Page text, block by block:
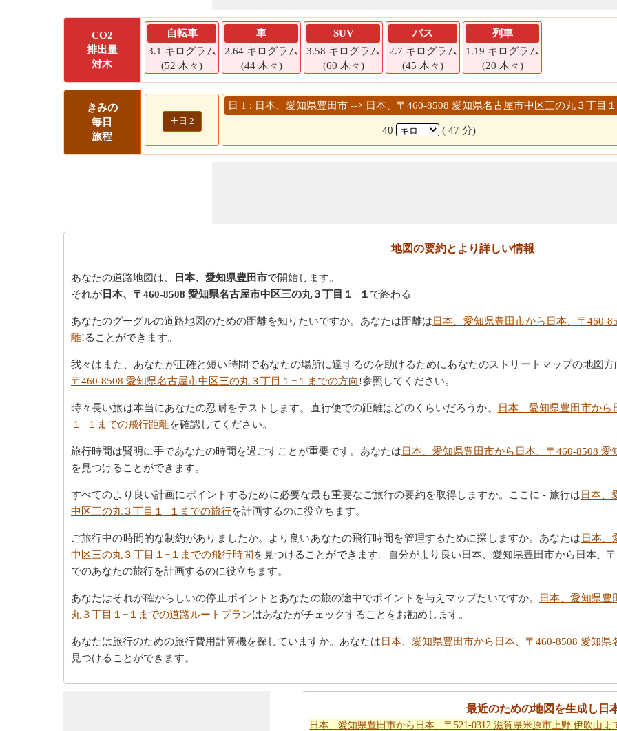
CO2
排出量
対木
自転車
3.1 キログラム
(52 木々)
車
2.64 キログラム
(44 木々)
SUV
3.58 キログラム
(60 木々)
バス
2.7 キログラム
(45 木々)
列車
1.19 キログラム
(20 木々)
きみの
毎日
旅程
+ 日 2
日 1 : 日本、愛知県豊田市 --> 日本、〒460-8508 愛知県名古屋市中区三の丸３丁目
40 ( 47 分)
地図の要約とより詳しい情報
あなたの道路地図は、 日本、愛知県豊田市で開始します。
それが 日本、〒460-8508 愛知県名古屋市中区三の丸３丁目１−１ で終わる
あなたのグーグルの道路地図のための距離を知りたいですか。あなたは距離は日本、愛知県豊田市から日本、〒460-
離!ることができます。
我々はまた、あなたが正確と短い時間であなたの場所に達するのを助けるためにあなたのストリートマップの地図
〒460-8508 愛知県名古屋市中区三の丸３丁目１−１までの方向!参照してください。
時々長い旅は本当にあなたの忍耐をテストします。直行便での距離はどのくらいだろうか。
日本、愛知県豊田市から
１−１までの飛行距離を確認してください。
旅行時間は賢明に手であなたの時間を過ごすことが重要です。あなたは日本、愛知県豊田市から日本、〒460-8508
を見つけることができます。
すべてのより良い計画にポイントするために必要な最も重要なご旅行の要約を取得しますか。ここに - 旅行は日本、
中区三の丸３丁目１−１までの旅行を計画するのに役立ちます。
ご旅行中の時間的な制約がありましたか。より良いあなたの飛行時間を管理するために探しますか。あなたは 日本、
中区三の丸３丁目１−１までの飛行時間を見つけることができます。自分がより良い日本、愛知県豊田市から日本、
でのあなたの旅行を計画するのに役立ちます。
あなたはそれが確からしいの停止ポイントとあなたの旅の途中でポイントを与えマップたいですか。
日本、愛知県豊
丸３丁目１−１までの道路ルートプランはあなたがチェックすることをお勧めします。
あなたは旅行のための旅行費用計算機を探していますか。あなたは日本、愛知県豊田市から日本、〒460-8508 愛知
見つけることができます。
最近のための地図を生成し日
日本、愛知県豊田市から日本、〒521-0312 滋賀県米原市上野 伊吹山ま